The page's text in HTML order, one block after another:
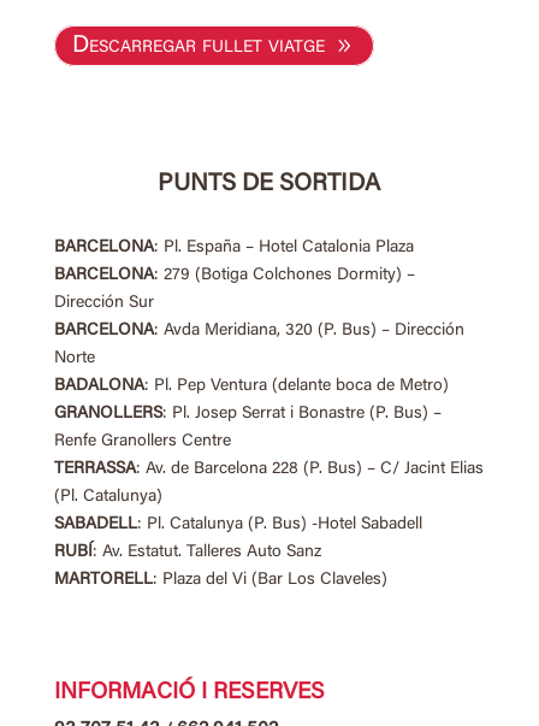
Descarregar fullet viatge
PUNTS DE SORTIDA
BARCELONA: Pl. España – Hotel Catalonia Plaza
BARCELONA: 279 (Botiga Colchones Dormity) –
Dirección Sur
BARCELONA: Avda Meridiana, 320 (P. Bus) – Dirección
Norte
BADALONA: Pl. Pep Ventura (delante boca de Metro)
GRANOLLERS: Pl. Josep Serrat i Bonastre (P. Bus) –
Renfe Granollers Centre
TERRASSA: Av. de Barcelona 228 (P. Bus) – C/ Jacint Elias
(Pl. Catalunya)
SABADELL: Pl. Catalunya (P. Bus) -Hotel Sabadell
RUBÍ: Av. Estatut. Talleres Auto Sanz
MARTORELL: Plaza del Vi (Bar Los Claveles)
INFORMACIÓ I RESERVES